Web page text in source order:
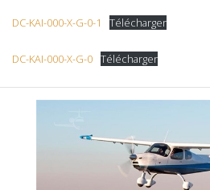
DC-KAI-000-X-G-0-1 Télécharger
DC-KAI-000-X-G-0 Télécharger